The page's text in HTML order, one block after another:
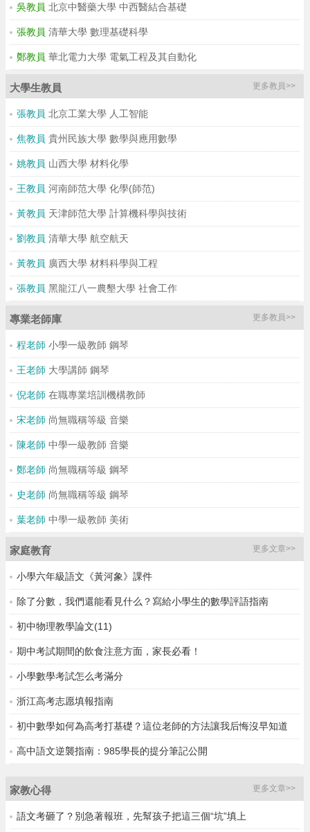
吳教員 北京中醫藥大學 中西醫結合基礎
張教員 清華大學 數理基礎科學
鄭教員 華北電力大學 電氣工程及其自動化
更多教員>>
大學生教員
張教員 北京工業大學 人工智能
焦教員 貴州民族大學 數學與應用數學
姚教員 山西大學 材料化學
王教員 河南師范大學 化學(師范)
黃教員 天津師范大學 計算機科學與技術
劉教員 清華大學 航空航天
黃教員 廣西大學 材料科學與工程
張教員 黑龍江八一農墾大學 社會工作
更多教員>>
專業老師庫
程老師 小學一級教師 鋼琴
王老師 大學講師 鋼琴
倪老師 在職專業培訓機構教師
宋老師 尚無職稱等級 音樂
陳老師 中學一級教師 音樂
鄭老師 尚無職稱等級 鋼琴
史老師 尚無職稱等級 鋼琴
葉老師 中學一級教師 美術
更多文章>>
家庭教育
小學六年級語文《黃河象》課件
除了分數，我們還能看見什么？寫給小學生的數學評語指南
初中物理教學論文(11)
期中考試期間的飲食注意方面，家長必看！
小學數學考試怎么考滿分
浙江高考志愿填報指南
初中數學如何為高考打基礎？這位老師的方法讓我后悔沒早知道
高中語文逆襲指南：985學長的提分筆記公開
更多文章>>
家教心得
語文考砸了？別急著報班，先幫孩子把這三個“坑”填上